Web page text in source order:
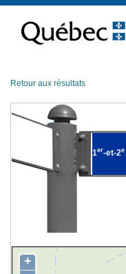
contenu
Retour aux résultats
1er-et-2e
+